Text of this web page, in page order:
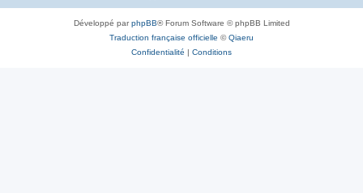
Développé parphpBB® Forum Software © phpBB Limited
Traduction française officielle ©Qiaeru
Confidentialité | Conditions